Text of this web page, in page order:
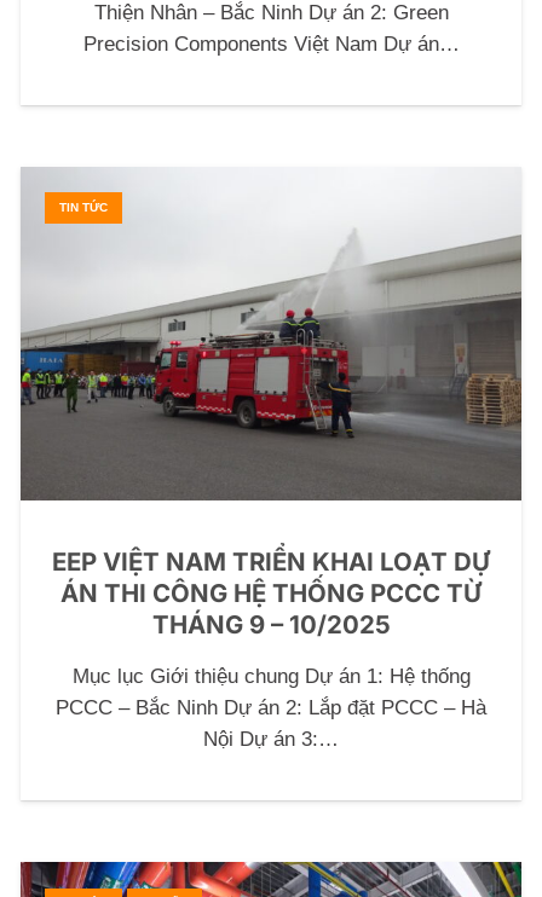
Thiện Nhân – Bắc Ninh Dự án 2: Green
Precision Components Việt Nam Dự án…
TIN TỨC
EEP VIỆT NAM TRIỂN KHAI LOẠT DỰ
ÁN THI CÔNG HỆ THỐNG PCCC TỪ
THÁNG 9 – 10/2025
Mục lục Giới thiệu chung Dự án 1: Hệ thống
PCCC – Bắc Ninh Dự án 2: Lắp đặt PCCC – Hà
Nội Dự án 3:…